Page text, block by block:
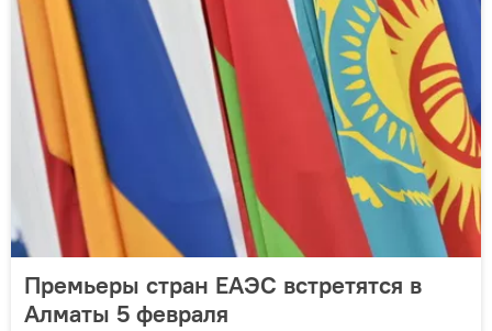
Премьеры стран ЕАЭС встретятся в
Алматы 5 февраля